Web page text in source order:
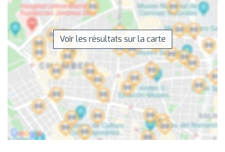
Voir les résultats sur la carte